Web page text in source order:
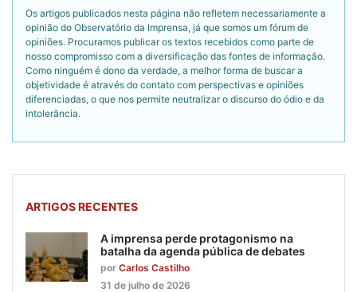
Os artigos publicados nesta página não refletem necessariamente a
opinião do Observatório da Imprensa, já que somos um fórum de
opiniões. Procuramos publicar os textos recebidos como parte de
nosso compromisso com a diversificação das fontes de informação.
Como ninguém é dono da verdade, a melhor forma de buscar a
objetividade é através do contato com perspectivas e opiniões
diferenciadas, o que nos permite neutralizar o discurso do ódio e da
intolerância.
ARTIGOS RECENTES
A imprensa perde protagonismo na
batalha da agenda pública de debates
por Carlos Castilho
31 de julho de 2026